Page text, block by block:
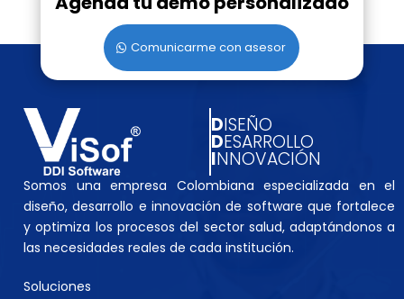
Comunicarme con asesor
DISEÑO
DESARROLLO
INNOVACIÓN
Somos una empresa Colombiana especializada en el
diseño, desarrollo e innovación de software que fortalece
y optimiza los procesos del sector salud, adaptándonos a
las necesidades reales de cada institución.
Soluciones